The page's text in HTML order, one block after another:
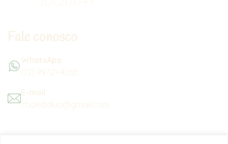
Fale conosco
WhatsApp
(12) 99721-4065
E-mail
chaledalua@gmail.com